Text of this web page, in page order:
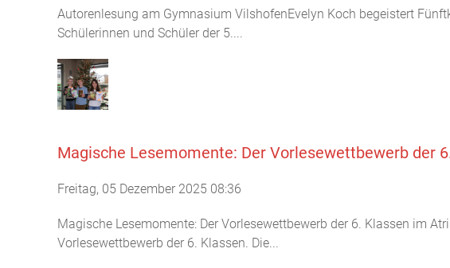
Autorenlesung am Gymnasium VilshofenEvelyn Koch begeistert
Schülerinnen und Schüler der 5....
Magische Lesemomente: Der Vorlesewettbewerb der
Freitag, 05 Dezember 2025 08:36
Magische Lesemomente: Der Vorlesewettbewerb der 6. Klassen im
Vorlesewettbewerb der 6. Klassen. Die...